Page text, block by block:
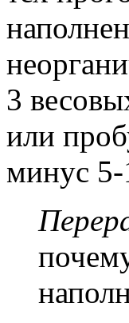
3
или
минус